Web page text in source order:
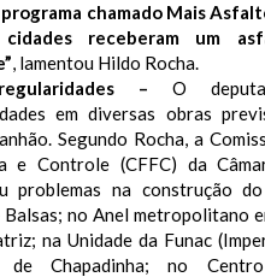
chamado Mais
cidades receberam um
, lamentou Hildo Rocha.
– O
em diversas obras
Segundo Rocha, a
e Controle (CFFC) da
problemas na construção
no Anel metropolitano
na Unidade da Funac
de Chapadinha; no